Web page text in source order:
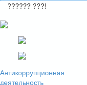
?????? ???!
Антикоррупционная
деятельность